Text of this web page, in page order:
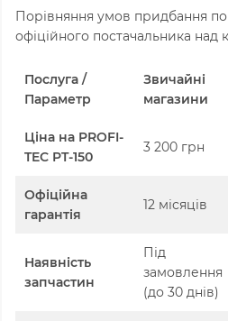
Порівняння умов придбання
офіційного постачальника над
Послуга /
Параметр
Звичайні
магазини
Ціна на PROFI-
TEC PT-150
3 200 грн
Офіційна
гарантія
12 місяців
Наявність
запчастин
Під
замовлення
(до 30 днів)